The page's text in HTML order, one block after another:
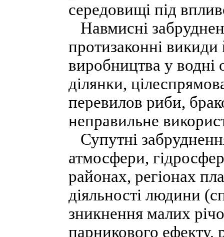
середовищі під
Навмисні
протизаконні
виробництва у водні
ділянки,
перевилов риби,
неправильне
Супутні
атмосфери,
районах, регіонах
діяльності людини
зникнення малих
парникового